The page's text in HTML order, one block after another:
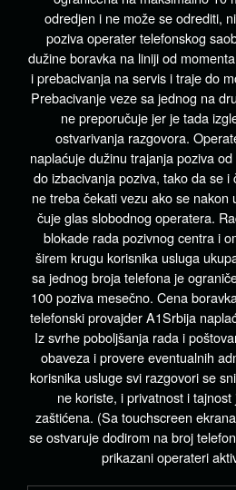
odredjen i ne može se odrediti,
poziva operater telefonskog
dužine boravka na liniji od
i prebacivanja na servis i traje do
Prebacivanje veze sa jednog na
ne preporučuje jer je tada
ostvarivanja razgovora.
naplaćuje dužinu trajanja poziva
do izbacivanja poziva, tako da se i
ne treba čekati vezu ako se nakon
čuje glas slobodnog operatera.
blokade rada pozivnog centra i
širem krugu korisnika usluga
sa jednog broja telefona je
100 poziva mesečno. Cena
telefonski provajder A1Srbija
Iz svrhe poboljšanja rada i
obaveza i provere eventualnih
korisnika usluge svi razgovori se
ne koriste, i privatnost i
zaštićena. (Sa touchscreen
se ostvaruje dodirom na broj
prikazani operateri